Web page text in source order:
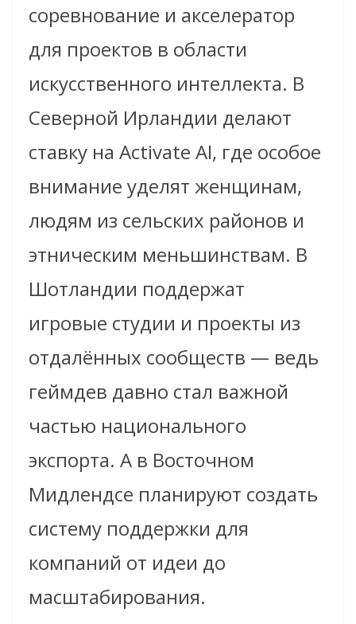
соревнование и акселератор
для проектов в области
искусственного интеллекта. В
Северной Ирландии делают
ставку на Activate AI, где особое
внимание уделят женщинам,
людям из сельских районов и
этническим меньшинствам. В
Шотландии поддержат
игровые студии и проекты из
отдалённых сообществ — ведь
геймдев давно стал важной
частью национального
экспорта. А в Восточном
Мидлендсе планируют создать
систему поддержки для
компаний от идеи до
масштабирования.